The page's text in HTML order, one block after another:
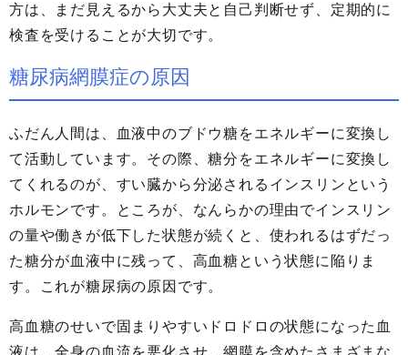
方は、まだ見えるから大丈夫と自己判断せず、定期的に
検査を受けることが大切です。
糖尿病網膜症の原因
ふだん人間は、血液中のブドウ糖をエネルギーに変換し
て活動しています。その際、糖分をエネルギーに変換し
てくれるのが、すい臓から分泌されるインスリンという
ホルモンです。ところが、なんらかの理由でインスリン
の量や働きが低下した状態が続くと、使われるはずだっ
た糖分が血液中に残って、高血糖という状態に陥りま
す。これが糖尿病の原因です。
高血糖のせいで固まりやすいドロドロの状態になった血
液は、全身の血流を悪化させ、網膜を含めたさまざまな